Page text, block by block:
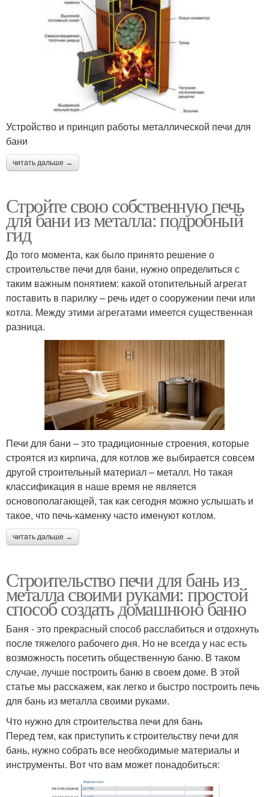
Устройство и принцип работы металлической печи для
бани
читать дальше →
Стройте свою собственную печь
для бани из металла: подробный
гид
До того момента, как было принято решение о
строительстве печи для бани, нужно определиться с
таким важным понятием: какой отопительный агрегат
поставить в парилку – речь идет о сооружении печи или
котла. Между этими агрегатами имеется существенная
разница.
Печи для бани – это традиционные строения, которые
строятся из кирпича, для котлов же выбирается совсем
другой строительный материал – металл. Но такая
классификация в наше время не является
основополагающей, так как сегодня можно услышать и
такое, что печь-каменку часто именуют котлом.
читать дальше →
Строительство печи для бань из
металла своими руками: простой
способ создать домашнюю баню
Баня - это прекрасный способ расслабиться и отдохнуть
после тяжелого рабочего дня. Но не всегда у нас есть
возможность посетить общественную баню. В таком
случае, лучше построить баню в своем доме. В этой
статье мы расскажем, как легко и быстро построить печь
для бань из металла своими руками.
Что нужно для строительства печи для бань
Перед тем, как приступить к строительству печи для
бань, нужно собрать все необходимые материалы и
инструменты. Вот что вам может понадобиться: